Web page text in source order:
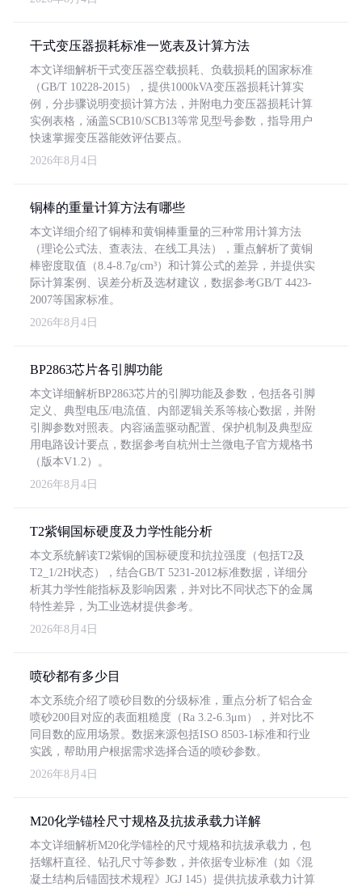
干式变压器损耗标准一览表及计算方法
本文详细解析干式变压器空载损耗、负载损耗的国家标准
（GB/T 10228-2015），提供1000kVA变压器损耗计算实
例，分步骤说明变损计算方法，并附电力变压器损耗计算
实例表格，涵盖SCB10/SCB13等常见型号参数，指导用户
快速掌握变压器能效评估要点。
2026年8月4日
铜棒的重量计算方法有哪些
本文详细介绍了铜棒和黄铜棒重量的三种常用计算方法
（理论公式法、查表法、在线工具法），重点解析了黄铜
棒密度取值（8.4-8.7g/cm³）和计算公式的差异，并提供实
际计算案例、误差分析及选材建议，数据参考GB/T 4423-
2007等国家标准。
2026年8月4日
BP2863芯片各引脚功能
本文详细解析BP2863芯片的引脚功能及参数，包括各引脚
定义、典型电压/电流值、内部逻辑关系等核心数据，并附
引脚参数对照表。内容涵盖驱动配置、保护机制及典型应
用电路设计要点，数据参考自杭州士兰微电子官方规格书
（版本V1.2）。
2026年8月4日
T2紫铜国标硬度及力学性能分析
本文系统解读T2紫铜的国标硬度和抗拉强度（包括T2及
T2_1/2H状态），结合GB/T 5231-2012标准数据，详细分
析其力学性能指标及影响因素，并对比不同状态下的金属
特性差异，为工业选材提供参考。
2026年8月4日
喷砂都有多少目
本文系统介绍了喷砂目数的分级标准，重点分析了铝合金
喷砂200目对应的表面粗糙度（Ra 3.2-6.3μm），并对比不
同目数的应用场景。数据来源包括ISO 8503-1标准和行业
实践，帮助用户根据需求选择合适的喷砂参数。
2026年8月4日
M20化学锚栓尺寸规格及抗拔承载力详解
本文详细解析M20化学锚栓的尺寸规格和抗拔承载力，包
括螺杆直径、钻孔尺寸等参数，并依据专业标准（如《混
凝土结构后锚固技术规程》JGJ 145）提供抗拔承载力计算